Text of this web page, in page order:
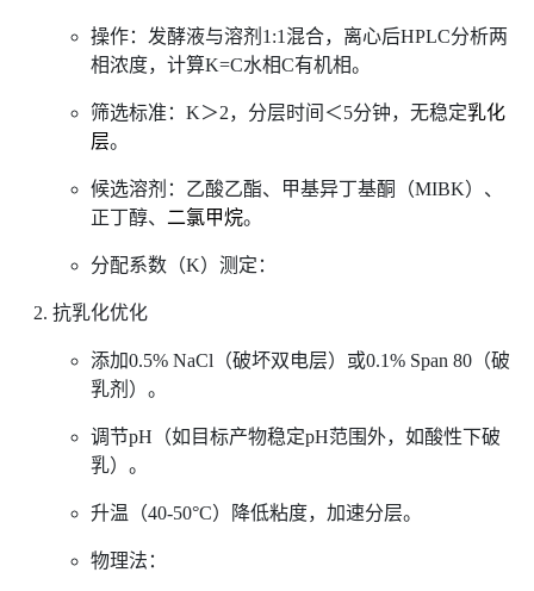
操作：发酵液与溶剂1:1混合，离心后HPLC分析两
相浓度，计算K=C水相C有机相。
筛选标准：K＞2，分层时间＜5分钟，无稳定乳化
层。
候选溶剂：乙酸乙酯、甲基异丁基酮（MIBK）、
正丁醇、 二氯甲烷。
分配系数（K）测定：
抗乳化优化
添加0.5% NaCl（破坏双电层）或0.1% Span 80（破
乳剂）。
调节pH（如目标产物稳定pH范围外，如酸性下破
乳）。
升温（40-50°C）降低粘度，加速分层。
物理法：